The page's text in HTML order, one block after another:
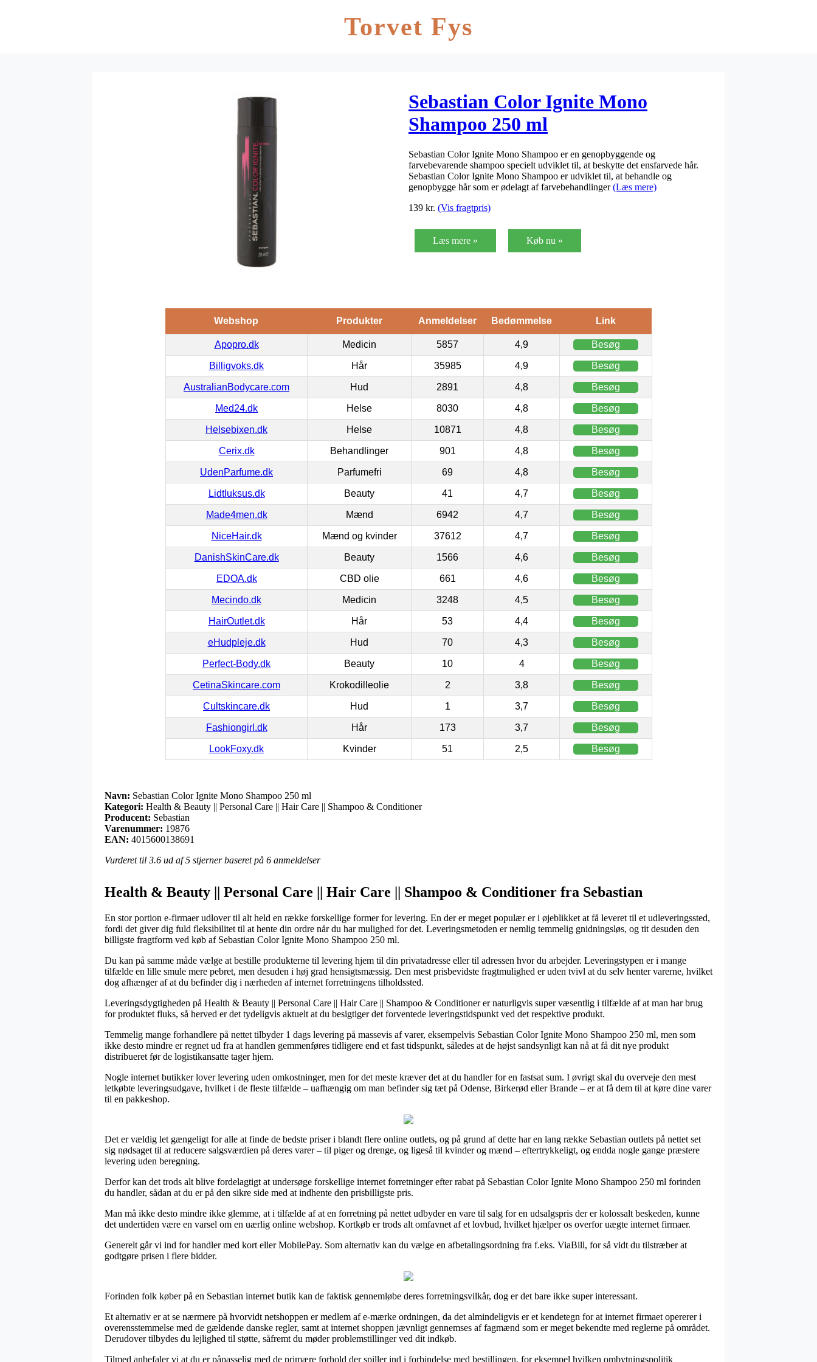
Torvet Fys
Sebastian Color Ignite Mono
Shampoo 250 ml
Sebastian Color Ignite Mono Shampoo er en genopbyggende og
farvebevarende shampoo specielt udviklet til, at beskytte det ensfarvede hår.
Sebastian Color Ignite Mono Shampoo er udviklet til, at behandle og
genopbygge hår som er ødelagt af farvebehandlinger(Læs mere)
139 kr. (Vis fragtpris)
Læs mere » Køb nu »
Webshop Produkter Anmeldelser Bedømmelse Link
Apopro.dk Medicin 5857 4,9 Besøg
Billigvoks.dk Hår 35985 4,9 Besøg
AustralianBodycare.com Hud 2891 4,8 Besøg
Med24.dk Helse 8030 4,8 Besøg
Helsebixen.dk Helse 10871 4,8 Besøg
Cerix.dk Behandlinger 901 4,8 Besøg
UdenParfume.dk Parfumefri 69 4,8 Besøg
Lidtluksus.dk Beauty 41 4,7 Besøg
Made4men.dk Mænd 6942 4,7 Besøg
NiceHair.dk Mænd og kvinder 37612 4,7 Besøg
DanishSkinCare.dk Beauty 1566 4,6 Besøg
EDOA.dk CBD olie 661 4,6 Besøg
Mecindo.dk Medicin 3248 4,5 Besøg
HairOutlet.dk Hår 53 4,4 Besøg
eHudpleje.dk Hud 70 4,3 Besøg
Perfect-Body.dk Beauty 10 4 Besøg
CetinaSkincare.com Krokodilleolie 2 3,8 Besøg
Cultskincare.dk Hud 1 3,7 Besøg
Fashiongirl.dk Hår 173 3,7 Besøg
LookFoxy.dk Kvinder 51 2,5 Besøg
Navn: Sebastian Color Ignite Mono Shampoo 250 ml
Kategori: Health & Beauty || Personal Care || Hair Care || Shampoo & Conditioner
Producent: Sebastian
Varenummer: 19876
EAN: 4015600138691
Vurderet til 3.6 ud af 5 stjerner baseret på 6 anmeldelser
Health & Beauty || Personal Care || Hair Care || Shampoo & Conditioner fra Sebastian
En stor portion e-firmaer udlover til alt held en række forskellige former for levering. En der er meget populær er i øjeblikket at få leveret til et udleveringssted,
fordi det giver dig fuld fleksibilitet til at hente din ordre når du har mulighed for det. Leveringsmetoden er nemlig temmelig gnidningsløs, og tit desuden den
billigste fragtform ved køb af Sebastian Color Ignite Mono Shampoo 250 ml.
Du kan på samme måde vælge at bestille produkterne til levering hjem til din privatadresse eller til adressen hvor du arbejder. Leveringstypen er i mange
tilfælde en lille smule mere pebret, men desuden i høj grad hensigtsmæssig. Den mest prisbevidste fragtmulighed er uden tvivl at du selv henter varerne, hvilket
dog afhænger af at du befinder dig i nærheden af internet forretningens tilholdssted.
Leveringsdygtigheden på Health & Beauty || Personal Care || Hair Care || Shampoo & Conditioner er naturligvis super væsentlig i tilfælde af at man har brug
for produktet fluks, så herved er det tydeligvis aktuelt at du besigtiger det forventede leveringstidspunkt ved det respektive produkt.
Temmelig mange forhandlere på nettet tilbyder 1 dags levering på massevis af varer, eksempelvis Sebastian Color Ignite Mono Shampoo 250 ml, men som
ikke desto mindre er regnet ud fra at handlen gemmenføres tidligere end et fast tidspunkt, således at de højst sandsynligt kan nå at få dit nye produkt
distribueret før de logistikansatte tager hjem.
Nogle internet butikker lover levering uden omkostninger, men for det meste kræver det at du handler for en fastsat sum. I øvrigt skal du overveje den mest
letkøbte leveringsudgave, hvilket i de fleste tilfælde – uafhængig om man befinder sig tæt på Odense, Birkerød eller Brande – er at få dem til at køre dine varer
til en pakkeshop.
Det er vældig let gængeligt for alle at finde de bedste priser i blandt flere online outlets, og på grund af dette har en lang række Sebastian outlets på nettet set
sig nødsaget til at reducere salgsværdien på deres varer – til piger og drenge, og ligeså til kvinder og mænd – eftertrykkeligt, og endda nogle gange præstere
levering uden beregning.
Derfor kan det trods alt blive fordelagtigt at undersøge forskellige internet forretninger efter rabat på Sebastian Color Ignite Mono Shampoo 250 ml forinden
du handler, sådan at du er på den sikre side med at indhente den prisbilligste pris.
Man må ikke desto mindre ikke glemme, at i tilfælde af at en forretning på nettet udbyder en vare til salg for en udsalgspris der er kolossalt beskeden, kunne
det undertiden være en varsel om en uærlig online webshop. Kortkøb er trods alt omfavnet af et lovbud, hvilket hjælper os overfor uægte internet firmaer.
Generelt går vi ind for handler med kort eller MobilePay. Som alternativ kan du vælge en afbetalingsordning fra f.eks. ViaBill, for så vidt du tilstræber at
godtgøre prisen i flere bidder.
Forinden folk køber på en Sebastian internet butik kan de faktisk gennemløbe deres forretningsvilkår, dog er det bare ikke super interessant.
Et alternativ er at se nærmere på hvorvidt netshoppen er medlem af e-mærke ordningen, da det almindeligvis er et kendetegn for at internet firmaet opererer i
overensstemmelse med de gældende danske regler, samt at internet shoppen jævnligt gennemses af fagmænd som er meget bekendte med reglerne på området.
Derudover tilbydes du lejlighed til støtte, såfremt du møder problemstillinger ved dit indkøb.
Tilmed anbefaler vi at du er påpasselig med de primære forhold der spiller ind i forbindelse med bestillingen, for eksempel hvilken ombytningspolitik